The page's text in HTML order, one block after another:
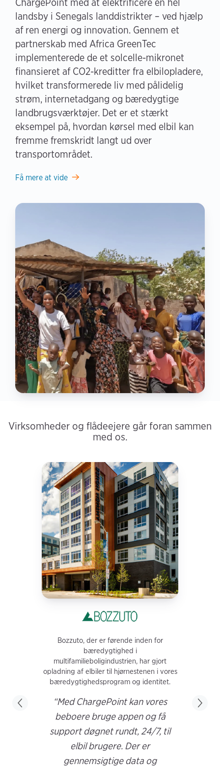
ChargePoint med at elektrificere en hel
landsby i Senegals landdistrikter – ved hjælp
af ren energi og innovation. Gennem et
partnerskab med Africa GreenTec
implementerede de et solcelle-mikronet
finansieret af CO2-kreditter fra elbilopladere,
hvilket transformerede liv med pålidelig
strøm, internetadgang og bæredygtige
landbrugsværktøjer. Det er et stærkt
eksempel på, hvordan kørsel med elbil kan
fremme fremskridt langt ud over
transportområdet.
Få mere at vide
Virksomheder og flådeejere går foran sammen
med os.
Bozzuto, der er førende inden for
bæredygtighed i
multifamilieboligindustrien, har gjort
opladning af elbiler til hjørnestenen i vores
bæredygtighedsprogram og identitet.
“Med ChargePoint kan vores
beboere bruge appen og få
support døgnet rundt, 24/7, til
elbil brugere. Der er
gennemsigtige data og